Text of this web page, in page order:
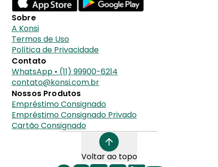
Sobre
A Konsi
Termos de Uso
Política de Privacidade
Contato
WhatsApp • (11) 99900-6214
contato@konsi.com.br
Nossos Produtos
Empréstimo Consignado
Empréstimo Consignado Privado
Cartão Consignado
Voltar ao topo